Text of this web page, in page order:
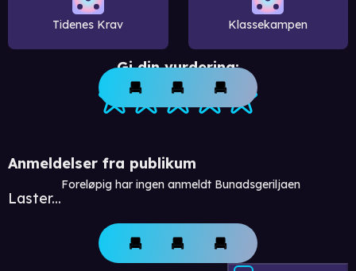
Tidenes Krav Klassekampen
Gi din vurdering:
Anmeldelser fra publikum
Laster...
Foreløpig har ingen anmeldt Bunadsgeriljaen